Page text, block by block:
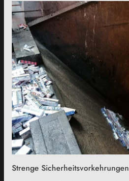
Strenge Sicherheitsvorkehrungen